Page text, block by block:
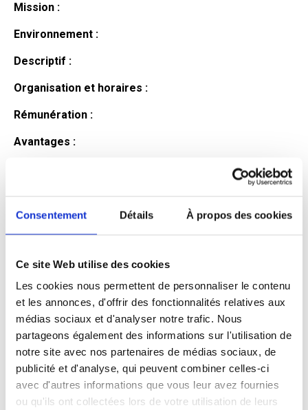
Consentement Détails À propos des cookies
Ce site Web utilise des cookies
Les cookies nous permettent de personnaliser le contenu
et les annonces, d'offrir des fonctionnalités relatives aux
médias sociaux et d'analyser notre trafic. Nous
partageons également des informations sur l'utilisation de
notre site avec nos partenaires de médias sociaux, de
publicité et d'analyse, qui peuvent combiner celles-ci
avec d'autres informations que vous leur avez fournies
ou qu'ils ont collectées lors de votre utilisation de leurs
Mission :
Environnement :
Descriptif :
Organisation et horaires :
Rémunération :
Avantages :
candidat
Qualifications et diplômes :
Profil recherché :
Expérience :
Processus